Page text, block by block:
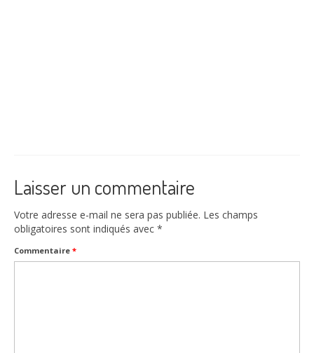
Laisser un commentaire
Votre adresse e-mail ne sera pas publiée. Les champs
obligatoires sont indiqués avec *
Commentaire *